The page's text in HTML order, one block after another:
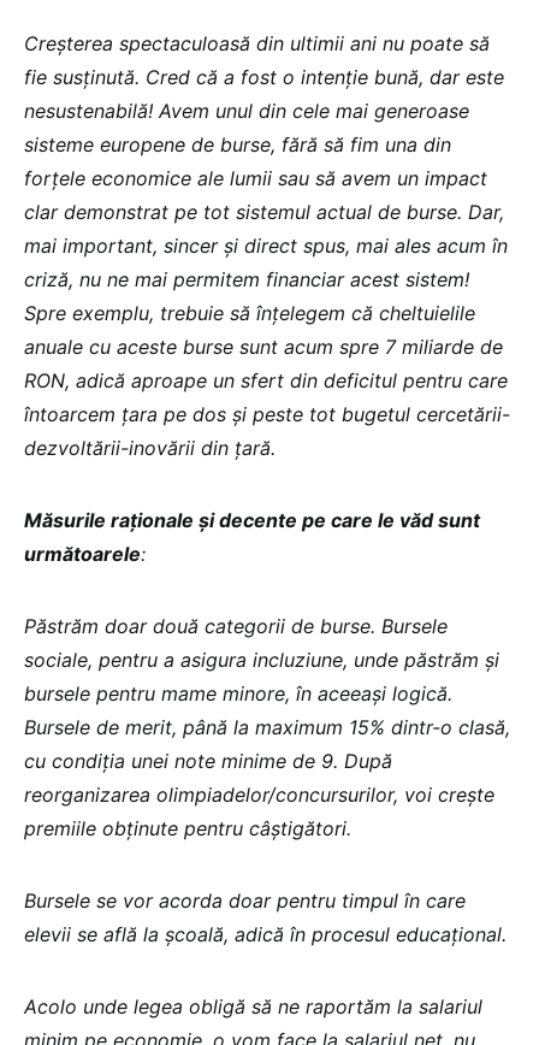
Creșterea spectaculoasă din ultimii ani nu poate să
fie susținută. Cred că a fost o intenție bună, dar este
nesustenabilă! Avem unul din cele mai generoase
sisteme europene de burse, fără să fim una din
forțele economice ale lumii sau să avem un impact
clar demonstrat pe tot sistemul actual de burse. Dar,
mai important, sincer și direct spus, mai ales acum în
criză, nu ne mai permitem financiar acest sistem!
Spre exemplu, trebuie să înțelegem că cheltuielile
anuale cu aceste burse sunt acum spre 7 miliarde de
RON, adică aproape un sfert din deficitul pentru care
întoarcem țara pe dos și peste tot bugetul cercetării-
dezvoltării-inovării din țară.
Măsurile raționale și decente pe care le văd sunt
următoarele:
Păstrăm doar două categorii de burse. Bursele
sociale, pentru a asigura incluziune, unde păstrăm și
bursele pentru mame minore, în aceeași logică.
Bursele de merit, până la maximum 15% dintr-o clasă,
cu condiția unei note minime de 9. După
reorganizarea olimpiadelor/concursurilor, voi crește
premiile obținute pentru câștigători.
Bursele se vor acorda doar pentru timpul în care
elevii se află la școală, adică în procesul educațional.
Acolo unde legea obligă să ne raportăm la salariul
minim pe economie, o vom face la salariul net, nu